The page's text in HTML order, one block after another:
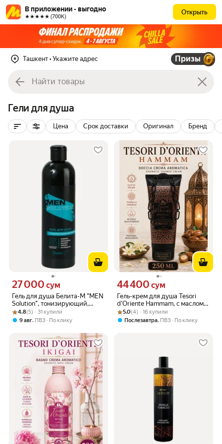
В приложении - выгодно
★★★★★ (700К)
Открыть
Ташкент • Укажите адрес Призы
Гели для душа
Цена Срок доставки Оригинал Бренд
Гель для душа Белита-М "МEN
Solution", тонизирующий,
унисекс, 400мл
Цена 27000 сум вместо
27 000 сум
Рейтинг товара: 4.8 из 5
Оценок: (5) · 31 купили
4.8(5) · 31 купили
9 авг, ПВЗ По клику
Гель-крем для душа Tesori
d'Oriente Hammam, c маслом
арганы, 250 мл
Цена 44400 сум вместо
44 400 сум
Рейтинг товара: 5.0 из 5
Оценок: (4) · 16 купили
5.0(4) · 16 купили
Послезавтра, ПВЗ По клику